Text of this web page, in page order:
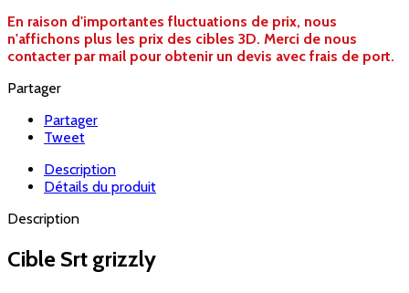
En raison d'importantes fluctuations de prix, nous
n'affichons plus les prix des cibles 3D. Merci de nous
contacter par mail pour obtenir un devis avec frais de port.
Partager
Partager
Tweet
Description
Détails du produit
Description
Cible Srt grizzly